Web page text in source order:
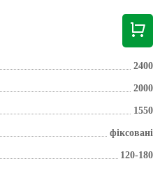
2400
2000
1550
фіксовані
120-180